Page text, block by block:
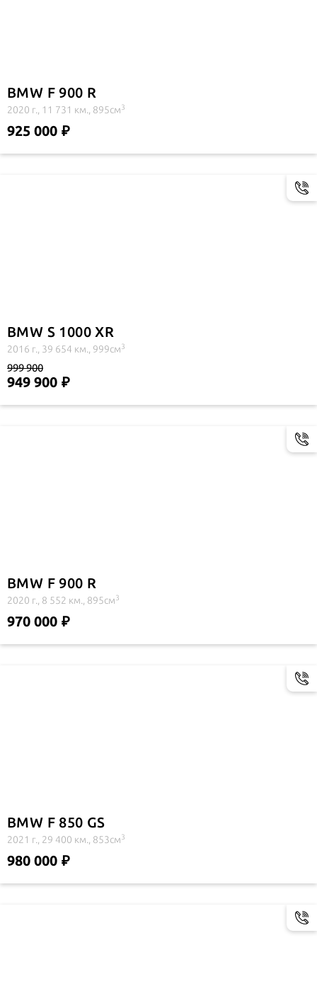
BMW F 900 R
2020 г., 11 731 км., 895см3
925 000
BMW S 1000 XR
2016 г., 39 654 км., 999см3
999 900
949 900
BMW F 900 R
2020 г., 8 552 км., 895см3
970 000
BMW F 850 GS
2021 г., 29 400 км., 853см3
980 000